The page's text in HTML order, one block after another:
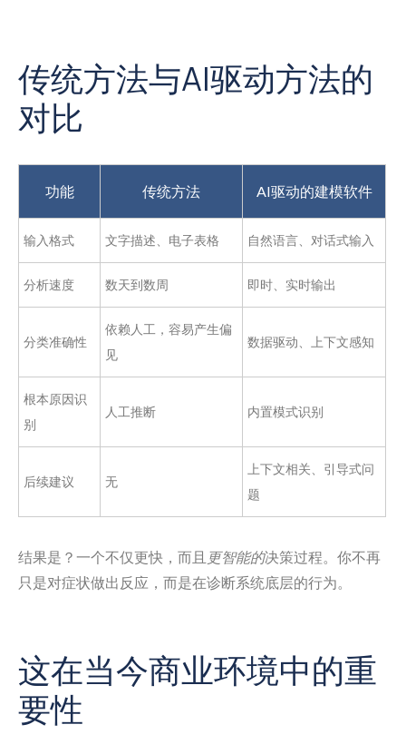
传统方法与AI驱动方法的
对比
功能 传统方法 AI驱动的建模软件
输入格式 文字描述、电子表格 自然语言、对话式输入
分析速度 数天到数周 即时、实时输出
分类准确性
依赖人工，容易产生偏
见
数据驱动、上下文感知
根本原因识
别
人工推断 内置模式识别
后续建议 无
上下文相关、引导式问
题
结果是？一个不仅更快，而且 更智能的决策过程。你不再
只是对症状做出反应，而是在诊断系统底层的行为。
这在当今商业环境中的重
要性